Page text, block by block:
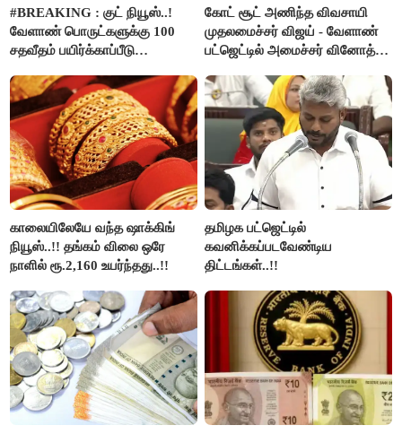
#BREAKING : குட் நியூஸ்..!
வேளாண் பொருட்களுக்கு 100
சதவீதம் பயிர்க்காப்பீடு
வினோத்..!
கோட் சூட் அணிந்த விவசாயி
முதலமைச்சர் விஜய் - வேளாண்
பட்ஜெட்டில் அமைச்சர் வினோத்
காலையிலேயே வந்த ஷாக்கிங்
நியூஸ்..!! தங்கம் விலை ஒரே
நாளில் ரூ.2,160 உயர்ந்தது..!!
தமிழக பட்ஜெட்டில்
கவனிக்கப்படவேண்டிய
திட்டங்கள்..!!